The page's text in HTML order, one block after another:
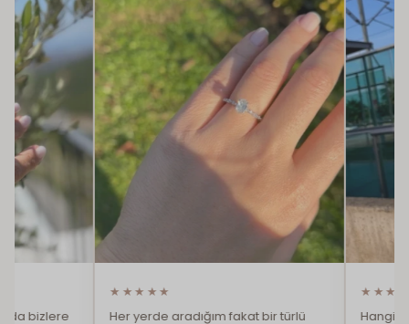
★★★★★
Her yerde aradığım fakat bir türlü
★★★★★
Hangi renk,